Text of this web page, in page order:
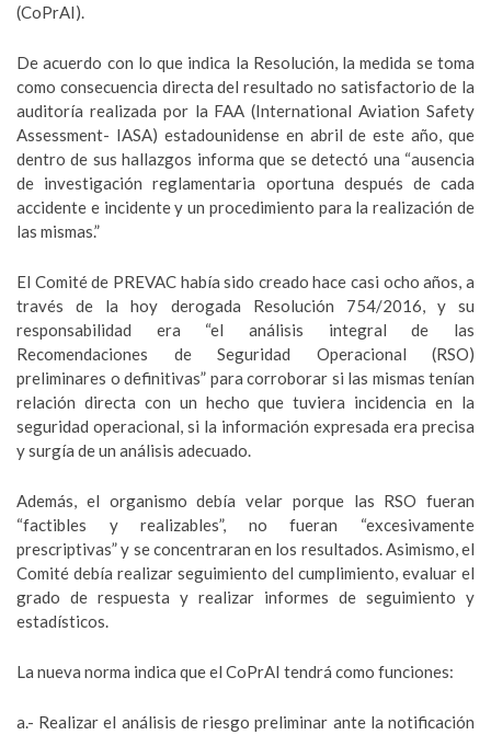
(CoPrAI).
De acuerdo con lo que indica la Resolución, la medida se toma
como consecuencia directa del resultado no satisfactorio de la
auditoría realizada por la FAA (International Aviation Safety
Assessment- IASA) estadounidense en abril de este año, que
dentro de sus hallazgos informa que se detectó una “ausencia
de investigación reglamentaria oportuna después de cada
accidente e incidente y un procedimiento para la realización de
las mismas.”
El Comité de PREVAC había sido creado hace casi ocho años, a
través de la hoy derogada Resolución 754/2016, y su
responsabilidad era “el análisis integral de las
Recomendaciones de Seguridad Operacional (RSO)
preliminares o definitivas” para corroborar si las mismas tenían
relación directa con un hecho que tuviera incidencia en la
seguridad operacional, si la información expresada era precisa
y surgía de un análisis adecuado.
Además, el organismo debía velar porque las RSO fueran
“factibles y realizables”, no fueran “excesivamente
prescriptivas” y se concentraran en los resultados. Asimismo, el
Comité debía realizar seguimiento del cumplimiento, evaluar el
grado de respuesta y realizar informes de seguimiento y
estadísticos.
La nueva norma indica que el CoPrAI tendrá como funciones:
a.- Realizar el análisis de riesgo preliminar ante la notificación